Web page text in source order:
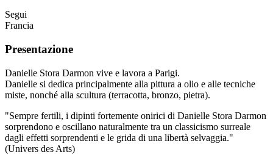
Segui
Francia
Presentazione
Danielle Stora Darmon vive e lavora a Parigi.
Danielle si dedica principalmente alla pittura a olio e alle tecniche
miste, nonché alla scultura (terracotta, bronzo, pietra).
"Sempre fertili, i dipinti fortemente onirici di Danielle Stora Darmon
sorprendono e oscillano naturalmente tra un classicismo surreale
dagli effetti sorprendenti e le grida di una libertà selvaggia."
(Univers des Arts)